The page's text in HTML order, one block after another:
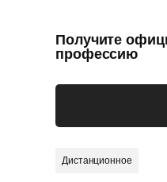
Получите
профессию
Дистанционное